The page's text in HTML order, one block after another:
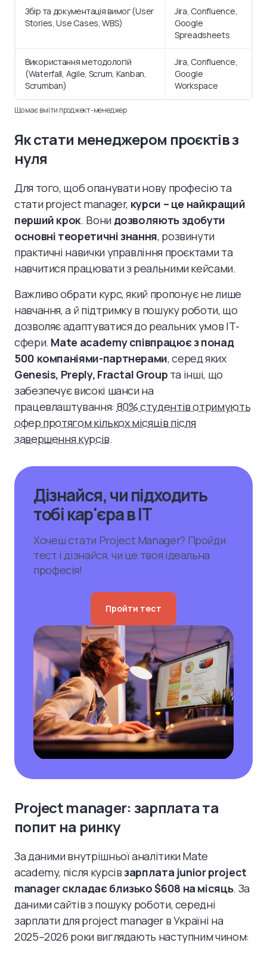
Збір та документація вимог (User
Stories, Use Cases, WBS)
Jira, Confluence,
Google
Spreadsheets
Використання методологій
(Waterfall, Agile, Scrum, Kanban,
Scrumban)
Jira, Confluence,
Google
Workspace
Що має вміти проджект-менеджер
Як стати менеджером проєктів з
нуля
Для того, щоб опанувати нову професію та
стати project manager, курси – це найкращий
перший крок. Вони дозволяють здобути
основні теоретичні знання, розвинути
практичні навички управління проєктами та
навчитися працювати з реальними кейсами.
Важливо обрати курс, який пропонує не лише
навчання, а й підтримку в пошуку роботи, що
дозволяє адаптуватися до реальних умов ІТ-
сфери. Mate academy співпрацює з понад
500 компаніями-партнерами, серед яких
Genesis, Preply, Fractal Group та інші, що
забезпечує високі шанси на
працевлаштування: 80% студентів отримують
офер протягом кількох місяців після
завершення курсів.
Дізнайся, чи підходить
тобі кар'єра в ІТ
Хочеш стати Project Manager? Пройди
тест і дізнайся, чи це твоя ідеальна
професія!
Пройти тест
Project manager: зарплата та
попит на ринку
За даними внутрішньої аналітики Mate
academy, після курсівзарплата junior project
manager складає близько $608 на місяць. За
даними сайтів з пошуку роботи, середні
зарплати для project manager в Україні на
2025–2026 роки виглядають наступним чином: